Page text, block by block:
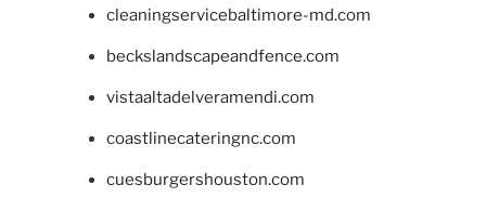
cleaningservicebaltimore-md.com
beckslandscapeandfence.com
vistaaltadelveramendi.com
coastlinecateringnc.com
cuesburgershouston.com